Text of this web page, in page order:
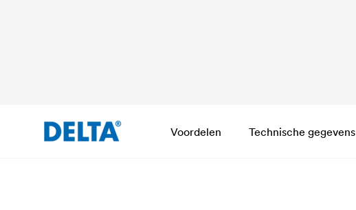
Voordelen Technische gegevens